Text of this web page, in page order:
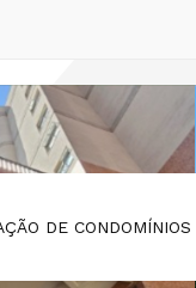
DE CONDOMÍNIOS